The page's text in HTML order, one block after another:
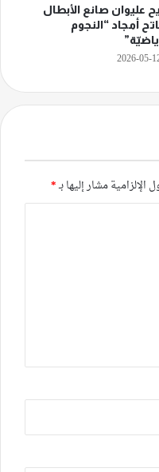
عليوان صانع الأبطال
أمجاد “النجوم
2026-05-
الإلزامية مشار إليها بـ*